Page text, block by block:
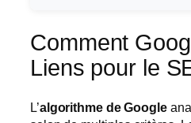
Comment
Liens pour le
L’algorithme de Google